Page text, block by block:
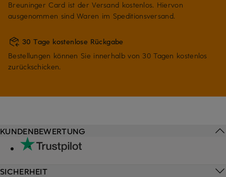
Breuninger Card ist der Versand kostenlos. Hiervon
ausgenommen sind Waren im Speditionsversand.
30 Tage kostenlose Rückgabe
Bestellungen können Sie innerhalb von 30 Tagen kostenlos
zurückschicken.
KUNDENBEWERTUNG
SICHERHEIT